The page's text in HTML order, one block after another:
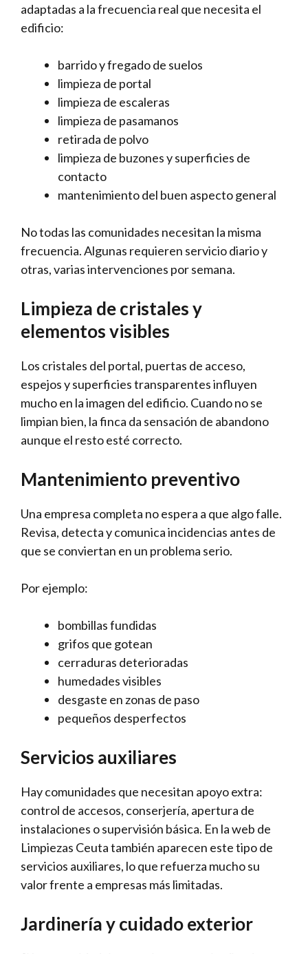
adaptadas a la frecuencia real que necesita el
edificio:
barrido y fregado de suelos
limpieza de portal
limpieza de escaleras
limpieza de pasamanos
retirada de polvo
limpieza de buzones y superficies de
contacto
mantenimiento del buen aspecto general
No todas las comunidades necesitan la misma
frecuencia. Algunas requieren servicio diario y
otras, varias intervenciones por semana.
Limpieza de cristales y
elementos visibles
Los cristales del portal, puertas de acceso,
espejos y superficies transparentes influyen
mucho en la imagen del edificio. Cuando no se
limpian bien, la finca da sensación de abandono
aunque el resto esté correcto.
Mantenimiento preventivo
Una empresa completa no espera a que algo falle.
Revisa, detecta y comunica incidencias antes de
que se conviertan en un problema serio.
Por ejemplo:
bombillas fundidas
grifos que gotean
cerraduras deterioradas
humedades visibles
desgaste en zonas de paso
pequeños desperfectos
Servicios auxiliares
Hay comunidades que necesitan apoyo extra:
control de accesos, conserjería, apertura de
instalaciones o supervisión básica. En la web de
Limpiezas Ceuta también aparecen este tipo de
servicios auxiliares, lo que refuerza mucho su
valor frente a empresas más limitadas.
Jardinería y cuidado exterior